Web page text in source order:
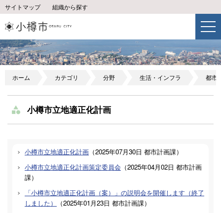
サイトマップ 組織から探す
ホーム カテゴリ 分野 生活・インフラ 都市
小樽市立地適正化計画
小樽市立地適正化計画 （2025年07月30日 都市計画課）
小樽市立地適正化計画策定委員会 （2025年04月02日 都市計画
課）
「小樽市立地適正化計画（案）」の説明会を開催します（終了
しました）
（2025年01月23日 都市計画課）